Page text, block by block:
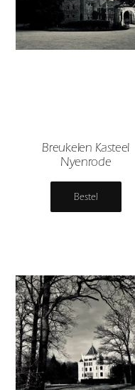
Breukelen Kasteel
Nyenrode
Bestel